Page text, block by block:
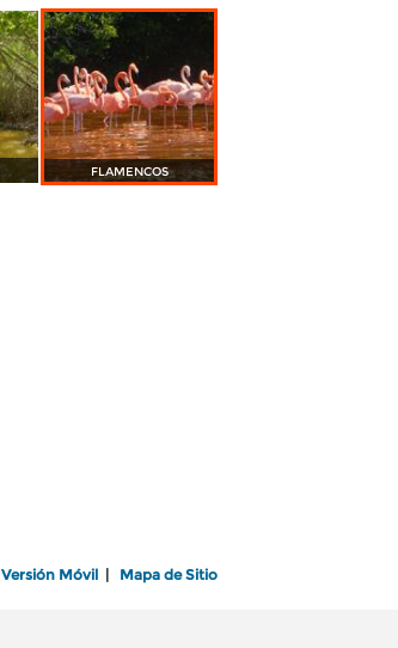
FLAMENCOS
Versión Móvil Mapa de Sitio